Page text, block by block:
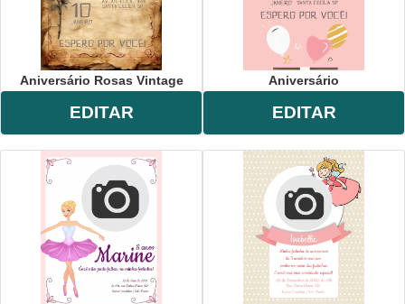
Aniversário Rosas Vintage
EDITAR
Aniversário
EDITAR